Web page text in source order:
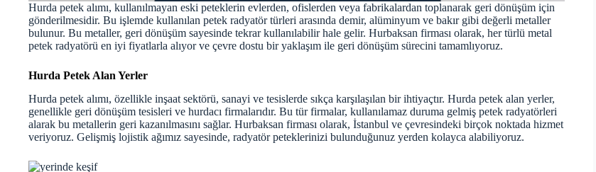
Hurda petek alımı, kullanılmayan eski peteklerin evlerden, ofislerden veya fabrikalardan toplanarak geri dönüşüm için
gönderilmesidir. Bu işlemde kullanılan petek radyatör türleri arasında demir, alüminyum ve bakır gibi değerli metaller
bulunur. Bu metaller, geri dönüşüm sayesinde tekrar kullanılabilir hale gelir. Hurbaksan firması olarak, her türlü metal
petek radyatörü en iyi fiyatlarla alıyor ve çevre dostu bir yaklaşım ile geri dönüşüm sürecini tamamlıyoruz.
Hurda Petek Alan Yerler
Hurda petek alımı, özellikle inşaat sektörü, sanayi ve tesislerde sıkça karşılaşılan bir ihtiyaçtır. Hurda petek alan yerler,
genellikle geri dönüşüm tesisleri ve hurdacı firmalarıdır. Bu tür firmalar, kullanılamaz duruma gelmiş petek radyatörleri
alarak bu metallerin geri kazanılmasını sağlar. Hurbaksan firması olarak, İstanbul ve çevresindeki birçok noktada hizmet
veriyoruz. Gelişmiş lojistik ağımız sayesinde, radyatör peteklerinizi bulunduğunuz yerden kolayca alabiliyoruz.